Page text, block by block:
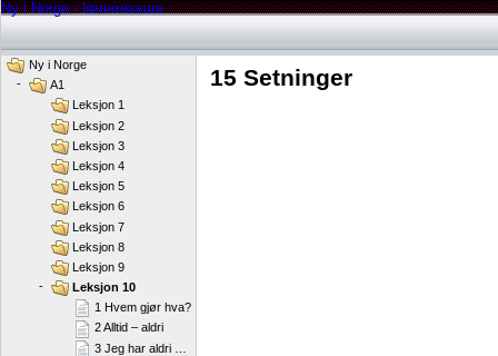
Ny i Norge - lærerressurs
15 Setninger
Ny i Norge
-
A1
Leksjon 1
Leksjon 2
Leksjon 3
Leksjon 4
Leksjon 5
Leksjon 6
Leksjon 7
Leksjon 8
Leksjon 9
-
Leksjon 10
1 Hvem gjør hva?
2 Alltid – aldri
3 Jeg har aldri …